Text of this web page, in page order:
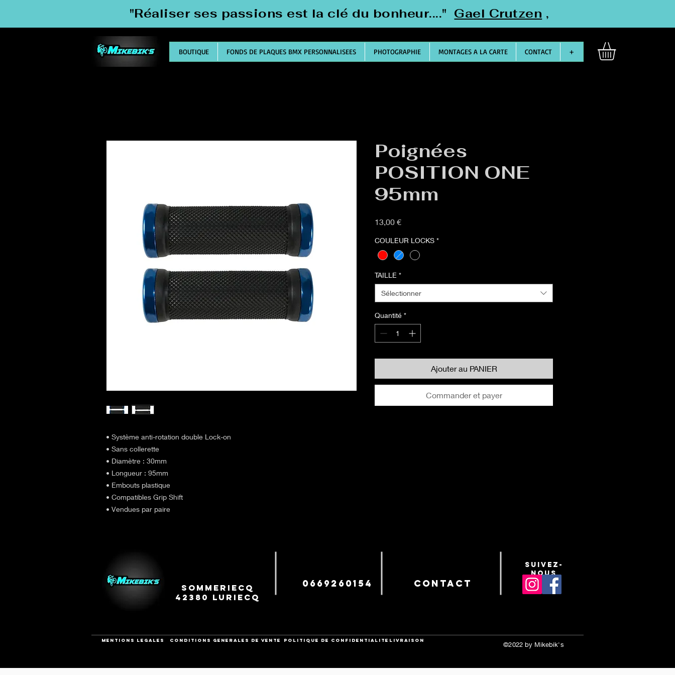
"Réaliser ses passions est la clé du bonheur...." Gael Crutzen ,
BOUTIQUE FONDS DE PLAQUES BMX PERSONNALISEES PHOTOGRAPHIE MONTAGES A LA CARTE CONTACT +
• Système anti-rotation double Lock-on
• Sans collerette
• Diamètre : 30mm
• Longueur : 95mm
• Embouts plastique
• Compatibles Grip Shift
​​​​​​​• Vendues par paire
Poignées
POSITION ONE
95mm
13,00 €Prix
COULEUR LOCKS *
TAILLE *
Sélectionner
Quantité *
Ajouter au PANIER
Commander et payer
contact
suivez-
nous
Sommeriecq
42380 Luriecq
0669260154
Mentions legales CONDITIONS GENERALES DE VENTE Livraison
POLITIQUE DE CONFIDENTIALITE
©2022 by Mikebik's